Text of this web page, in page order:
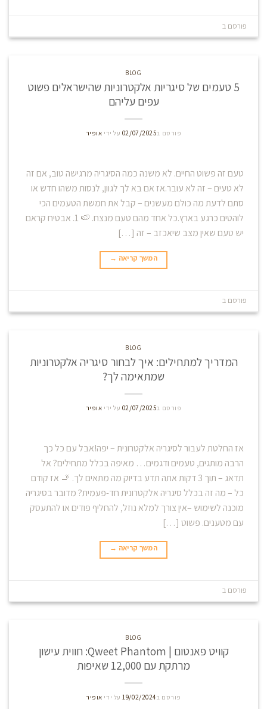
פורסם ב
BLOG
5 טעמים של סיגריות אלקטרוניות שהישראלים פשוט
עפים עליהם
פורסם ב02/07/2025 על ידי אופיר
טעם זה פשוט החיים. לא משנה כמה הסיגריה מרגישה טוב, אם זה
לא טעים – זה לא עובר.אז אם בא לך לגוון, לנסות משהו חדש או
סתם לדעת מה כולם מעשנים – קבל את חמשת הטעמים הכי
לוהטים כרגע בארץ.כל אחד מהם טעם מנצח. 🍉 1. אבטיח קראם
יש טעם שאין מצב שיאכזב – זה […]
המשך קריאה →
פורסם ב
BLOG
המדריך למתחילים: איך לבחור סיגריה אלקטרוניות
שמתאימה לך?
פורסם ב02/07/2025 על ידי אופיר
אז החלטת לעבור לסיגריה אלקטרונית – יפה!אבל עם כל כך
הרבה מותגים, טעמים ודגמים… מאיפה בכלל מתחילים? אל
תדאג – תוך 3 דקות אתה תדע בדיוק מה מתאים לך. 🚬 אז קודם
כל – מה זה בכלל סיגריה אלקטרונית חד-פעמית? מדובר בסיגריה
מוכנה לשימוש –אין צורך למלא נוזל, להחליף פודים או להתעסק
עם מטענים. פשוט […]
המשך קריאה →
פורסם ב
BLOG
קוויט פאנטום | Qweet Phantom: חווית עישון
מרתקת עם 12,000 שאיפות
פורסם ב19/02/2024על ידי אופיר